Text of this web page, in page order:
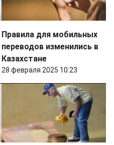
Правила для мобильных
переводов изменились в
Казахстане
28 февраля 2025 10:23